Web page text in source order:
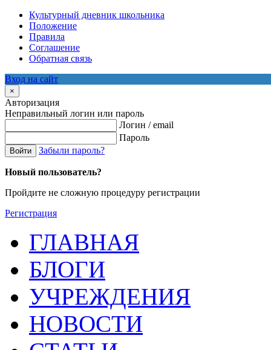
Культурный дневник школьника
Положение
Правила
Соглашение
Обратная связь
Вход на сайт
×
Авторизация
Неправильный логин или пароль
Логин / email
Пароль
Войти Забыли пароль?
Новый пользователь?
Пройдите не сложную процедуру регистрации
Регистрация
ГЛАВНАЯ
БЛОГИ
УЧРЕЖДЕНИЯ
НОВОСТИ